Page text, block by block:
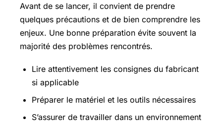
Avant de se lancer, il convient de prendre
quelques précautions et de bien comprendre les
enjeux. Une bonne préparation évite souvent la
majorité des problèmes rencontrés.
Lire attentivement les consignes du fabricant
si applicable
Préparer le matériel et les outils nécessaires
S’assurer de travailler dans un environnement